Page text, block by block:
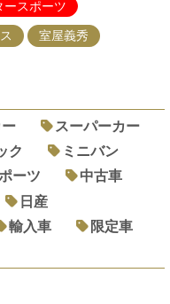
ースポーツ
室屋義秀
スーパーカー
ク
ミニバン
ーツ
中古車
日産
輸入車
限定車